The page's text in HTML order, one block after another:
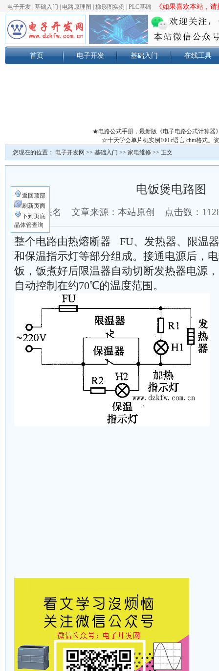
电子开发 基础入门 电路原理图 梯形图实例 PLC基础 《如果喜欢本站，
首页 电子开发 基础入门 在线工具
★电路公式手册，最新版《电子电路公式计算器
☆十天学会单片机实例100 c语言 chm格式。
您现在的位置： 电子开发网 >> 基础入门 >> 家电维修 >> 正文
电饭煲电路图
作者：佚名 文章来源：本站原创 点击数：
整个电路由热熔断器 FU、发热器、限温
和保温指示灯等部分组成。接通电源后，
饭，饭煮好后限温器自动切断发热器电源
自动控制在约70℃的温度范围。
返回顶部
刷新页面
下到页底
晶体管查询